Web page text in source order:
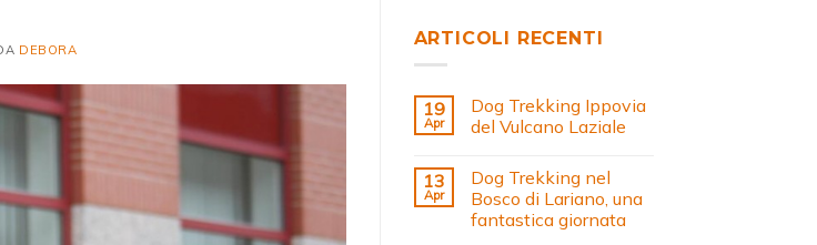
DEBORA
ARTICOLI RECENTI
19
Apr
Dog Trekking Ippovia
del Vulcano Laziale
13
Apr
Dog Trekking nel
Bosco di Lariano, una
fantastica giornata